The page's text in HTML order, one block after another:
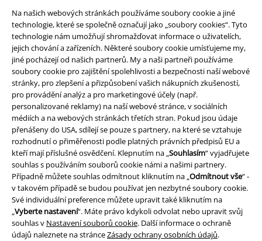
Na našich webových stránkách používáme soubory cookie a jiné
technologie, které se společně označují jako „soubory cookies“. Tyto
technologie nám umožňují shromažďovat informace o uživatelích,
jejich chování a zařízeních. Některé soubory cookie umísťujeme my,
jiné pocházejí od našich partnerů. My a naši partneři používáme
soubory cookie pro zajištění spolehlivosti a bezpečnosti naší webové
stránky, pro zlepšení a přizpůsobení vašich nákupních zkušeností,
pro provádění analýz a pro marketingové účely (např.
personalizované reklamy) na naší webové stránce, v sociálních
médiích a na webových stránkách třetích stran. Pokud jsou údaje
přenášeny do USA, sdílejí se pouze s partnery, na které se vztahuje
rozhodnutí o přiměřenosti podle platných právních předpisů EU a
kteří mají příslušné osvědčení. Klepnutím na „Souhlasím“ vyjadřujete
souhlas s používáním souborů cookie námi a našimi partnery.
Případně můžete souhlas odmítnout kliknutím na „Odmítnout vše“ -
v takovém případě se budou používat jen nezbytné soubory cookie.
Své individuální preference můžete upravit také kliknutím na
„Vyberte nastavení“. Máte právo kdykoli odvolat nebo upravit svůj
souhlas v Nastavení souborů cookie. Další informace o ochraně
údajů naleznete na stránceZásady ochrany osobních údajů.
EMP aplikaci
Stáhněte si novou EMP aplikaci zdarma a využijte všechny nové
funkce a výhody!
A Warner Music Group Company